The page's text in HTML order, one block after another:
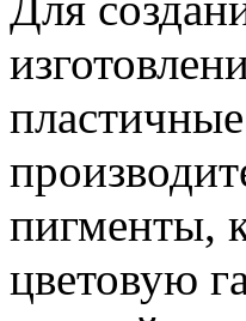
пигменты,
цветовую